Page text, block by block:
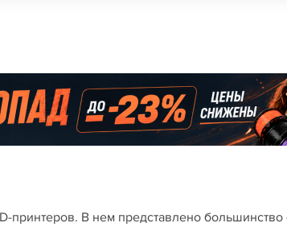
принтеров. В нем представлено